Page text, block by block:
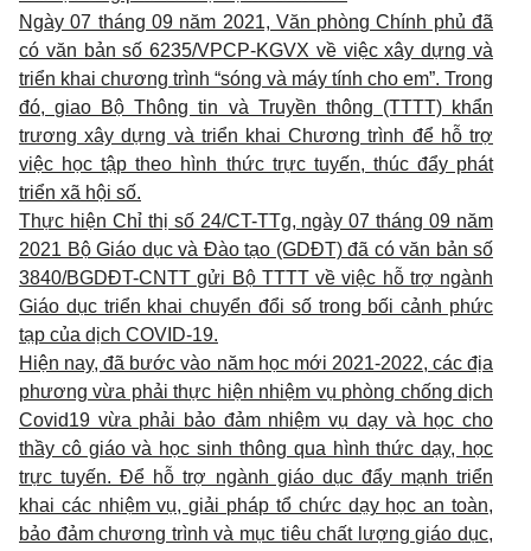
Ngày 07 tháng 09 năm 2021, Văn phòng Chính phủ đã
có văn bản số 6235/VPCP-KGVX về việc xây dựng và
triển khai chương trình “sóng và máy tính cho em”. Trong
đó, giao Bộ Thông tin và Truyền thông (TTTT) khẩn
trương xây dựng và triển khai Chương trình để hỗ trợ
việc học tập theo hình thức trực tuyến, thúc đẩy phát
triển xã hội số.
Thực hiện Chỉ thị số 24/CT-TTg, ngày 07 tháng 09 năm
2021 Bộ Giáo dục và Đào tạo (GDĐT) đã có văn bản số
3840/BGDĐT-CNTT gửi Bộ TTTT về việc hỗ trợ ngành
Giáo dục triển khai chuyển đổi số trong bối cảnh phức
tạp của dịch COVID-19.
Hiện nay, đã bước vào năm học mới 2021-2022, các địa
phương vừa phải thực hiện nhiệm vụ phòng chống dịch
Covid19 vừa phải bảo đảm nhiệm vụ dạy và học cho
thầy cô giáo và học sinh thông qua hình thức dạy, học
trực tuyến. Để hỗ trợ ngành giáo dục đẩy mạnh triển
khai các nhiệm vụ, giải pháp tổ chức dạy học an toàn,
bảo đảm chương trình và mục tiêu chất lượng giáo dục,